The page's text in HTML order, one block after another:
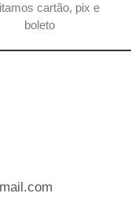
cartão, pix e
boleto